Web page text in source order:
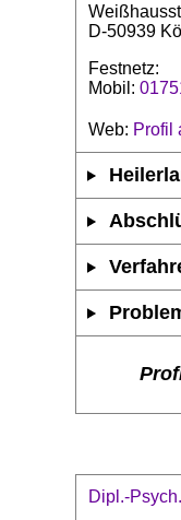
D-50939
Festnetz:
Mobil:
Web: Profil
Dipl.-